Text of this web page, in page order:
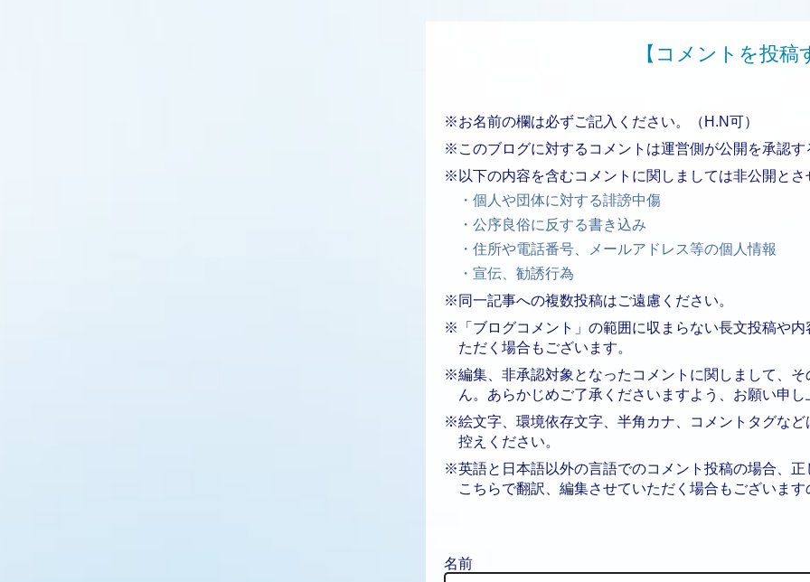
【コメントを投稿
※お名前の欄は必ずご記入ください。（H.N可）
※このブログに対するコメントは運営側が公開を承認
※以下の内容を含むコメントに関しましては非公開とさ
・個人や団体に対する誹謗中傷
・公序良俗に反する書き込み
・住所や電話番号、メールアドレス等の個人情報
・宣伝、勧誘行為
※同一記事への複数投稿はご遠慮ください。
※「ブログコメント」の範囲に収まらない長文投稿や
ただく場合もございます。
※編集、非承認対象となったコメントに関しまして、
ん。あらかじめご了承くださいますよう、お願い申し
※絵文字、環境依存文字、半角カナ、コメントタグな
控えください。
※英語と日本語以外の言語でのコメント投稿の場合、
こちらで翻訳、編集させていただく場合もございま
名前